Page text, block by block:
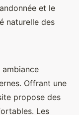
et le
naturelle des
Offrant une
propose des
Les